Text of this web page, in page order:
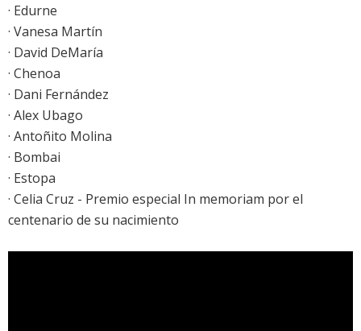
· Edurne
· Vanesa Martín
· David DeMaría
· Chenoa
· Dani Fernández
· Alex Ubago
· Antoñito Molina
· Bombai
· Estopa
· Celia Cruz - Premio especial In memoriam por el
centenario de su nacimiento